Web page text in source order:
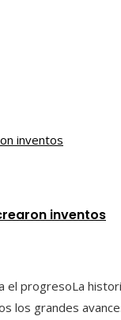
inventos
el progresoLa
los grandes